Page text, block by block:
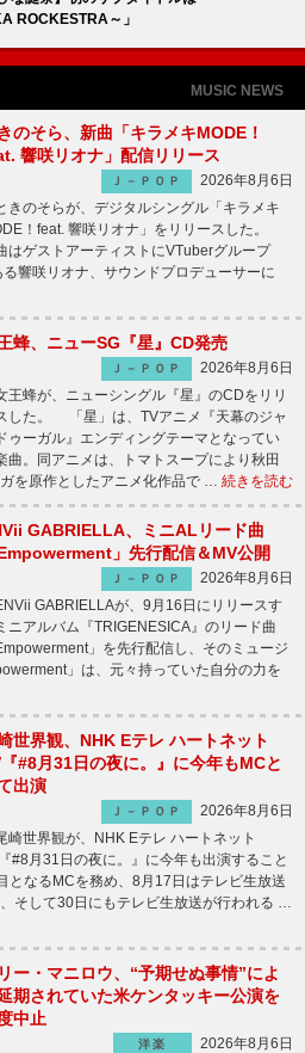
ROCKESTRA～」
MUSIC NEWS
のそら、新曲「キラメキMODE！
響咲リオナ」配信リリース
Ｊ－ＰＯＰ
2026年8月6日
きのそらが、デジタルシングル「キラメキ
！feat. 響咲リオナ」をリリースした。
はゲストアーティストにVTuberグループ
る響咲リオナ、サウンドプロデューサーに
蜂、ニューSG『星』CD発売
Ｊ－ＰＯＰ
2026年8月6日
王蜂が、ニューシングル『星』のCDをリリ
した。 「星」は、TVアニメ『天幕のジャ
ゥーガル』エンディングテーマとなってい
曲。同アニメは、トマトスープにより秋田
を原作としたアニメ化作品で … 続きを読む
GABRIELLA、ミニALリード曲
Empowerment」先行配信＆MV公開
Ｊ－ＰＯＰ
2026年8月6日
GABRIELLAが、9月16日にリリースす
ニアルバム『TRIGENESICA』のリード曲
」を先行配信し、そのミュージ
」は、元々持っていた自分の力を
世界観、NHK Eテレ ハートネット
#8月31日の夜に。』に今年もMCと
出演
Ｊ－ＰＯＰ
2026年8月6日
崎世界観が、NHK Eテレ ハートネット
#8月31日の夜に。』に今年も出演すること
なるMCを務め、8月17日はテレビ生放送
そして30日にもテレビ生放送が行われる …
ー・マニロウ、“予期せぬ事情”によ
期されていた米ケンタッキー公演を
中止
洋楽
2026年8月6日